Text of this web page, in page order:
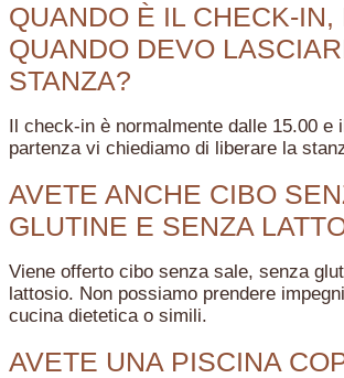
QUANDO È IL CHECK-IN,
QUANDO DEVO
STANZA?
Il check-in è normalmente dalle 15.00 e
partenza vi chiediamo di liberare la
AVETE ANCHE CIBO
GLUTINE E SENZA
Viene offerto cibo senza sale, senza
lattosio. Non possiamo prendere
cucina dietetica o simili.
AVETE UNA PISCINA